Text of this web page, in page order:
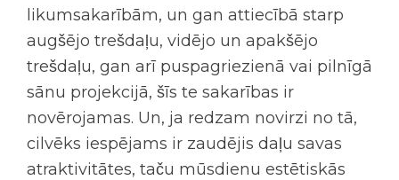
likumsakarībām, un gan attiecībā starp
augšējo trešdaļu, vidējo un apakšējo
trešdaļu, gan arī puspagriezienā vai pilnīgā
sānu projekcijā, šīs te sakarības ir
novērojamas. Un, ja redzam novirzi no tā,
cilvēks iespējams ir zaudējis daļu savas
atraktivitātes, taču mūsdienu estētiskās